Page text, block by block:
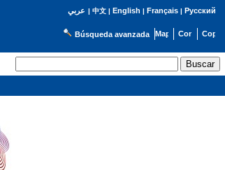
عربي | 中文| English | Français| Русский
Búsqueda avanzada